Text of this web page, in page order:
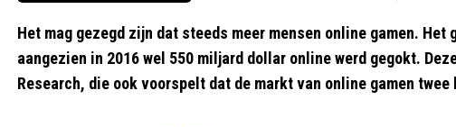
Het mag gezegd zijn dat steeds meer mensen online gamen.
aangezien in 2016 wel 550 miljard dollar online werd gegokt.
Research, die ook voorspelt dat de markt van online gamen